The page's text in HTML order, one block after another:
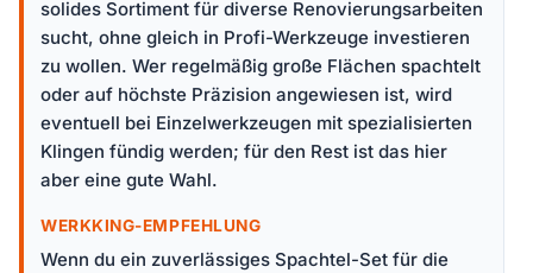
solides Sortiment für diverse Renovierungsarbeiten
sucht, ohne gleich in Profi-Werkzeuge investieren
zu wollen. Wer regelmäßig große Flächen spachtelt
oder auf höchste Präzision angewiesen ist, wird
eventuell bei Einzelwerkzeugen mit spezialisierten
Klingen fündig werden; für den Rest ist das hier
aber eine gute Wahl.
WERKKING-EMPFEHLUNG
Wenn du ein zuverlässiges Spachtel-Set für die